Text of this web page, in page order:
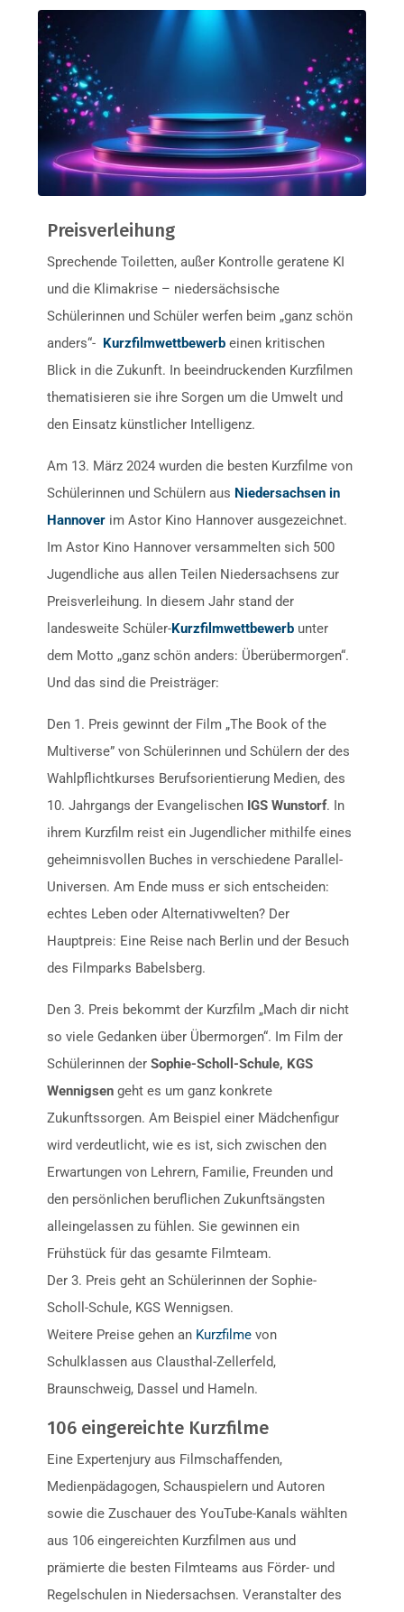
Preisverleihung
Sprechende Toiletten, außer Kontrolle geratene KI
und die Klimakrise – niedersächsische
Schülerinnen und Schüler werfen beim „ganz schön
anders“- Kurzfilmwettbewerb einen kritischen
Blick in die Zukunft. In beeindruckenden Kurzfilmen
thematisieren sie ihre Sorgen um die Umwelt und
den Einsatz künstlicher Intelligenz.
Am 13. März 2024 wurden die besten Kurzfilme von
Schülerinnen und Schülern aus Niedersachsen in
Hannover im Astor Kino Hannover ausgezeichnet.
Im Astor Kino Hannover versammelten sich 500
Jugendliche aus allen Teilen Niedersachsens zur
Preisverleihung. In diesem Jahr stand der
landesweite Schüler-Kurzfilmwettbewerb unter
dem Motto „ganz schön anders: Überübermorgen“.
Und das sind die Preisträger:
Den 1. Preis gewinnt der Film „The Book of the
Multiverse” von Schülerinnen und Schülern der des
Wahlpflichtkurses Berufsorientierung Medien, des
10. Jahrgangs der Evangelischen IGS Wunstorf. In
ihrem Kurzfilm reist ein Jugendlicher mithilfe eines
geheimnisvollen Buches in verschiedene Parallel-
Universen. Am Ende muss er sich entscheiden:
echtes Leben oder Alternativwelten? Der
Hauptpreis: Eine Reise nach Berlin und der Besuch
des Filmparks Babelsberg.
Den 3. Preis bekommt der Kurzfilm „Mach dir nicht
so viele Gedanken über Übermorgen“. Im Film der
Schülerinnen derSophie-Scholl-Schule, KGS
Wennigsen geht es um ganz konkrete
Zukunftssorgen. Am Beispiel einer Mädchenfigur
wird verdeutlicht, wie es ist, sich zwischen den
Erwartungen von Lehrern, Familie, Freunden und
den persönlichen beruflichen Zukunftsängsten
alleingelassen zu fühlen. Sie gewinnen ein
Frühstück für das gesamte Filmteam.
Der 3. Preis geht an Schülerinnen der Sophie-
Scholl-Schule, KGS Wennigsen.
Weitere Preise gehen an Kurzfilme von
Schulklassen aus Clausthal-Zellerfeld,
Braunschweig, Dassel und Hameln.
106 eingereichte Kurzfilme
Eine Expertenjury aus Filmschaffenden,
Medienpädagogen, Schauspielern und Autoren
sowie die Zuschauer des YouTube-Kanals wählten
aus 106 eingereichten Kurzfilmen aus und
prämierte die besten Filmteams aus Förder- und
Regelschulen in Niedersachsen. Veranstalter des